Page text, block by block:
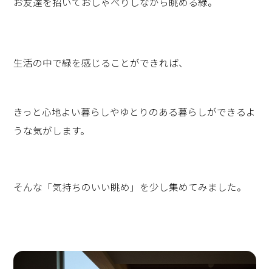
生活の中で緑を感じることができれば、
きっと心地よい暮らしやゆとりのある暮らしができるよ
うな気がします。
そんな「気持ちのいい眺め」を少し集めてみました。